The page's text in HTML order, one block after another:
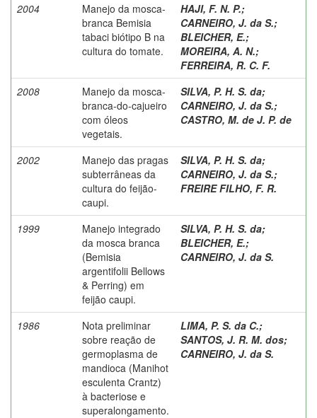
2004
Manejo da mosca-
branca Bemisia
tabaci biótipo B na
cultura do tomate.
HAJI, F. N. P.;
CARNEIRO, J. da S.;
BLEICHER, E.;
MOREIRA, A. N.;
FERREIRA, R. C. F.
2008
Manejo da mosca-
branca-do-cajueiro
com óleos
vegetais.
SILVA, P. H. S. da;
CARNEIRO, J. da S.;
CASTRO, M. de J. P. de
2002
Manejo das pragas
subterrâneas da
cultura do feijão-
caupi.
SILVA, P. H. S. da;
CARNEIRO, J. da S.;
FREIRE FILHO, F. R.
1999
Manejo integrado
da mosca branca
(Bemisia
argentifolii Bellows
& Perring) em
feijão caupi.
SILVA, P. H. S. da;
BLEICHER, E.;
CARNEIRO, J. da S.
1986
Nota preliminar
sobre reação de
germoplasma de
mandioca (Manihot
esculenta Crantz)
à bacteriose e
superalongamento.
LIMA, P. S. da C.;
SANTOS, J. R. M. dos;
CARNEIRO, J. da S.